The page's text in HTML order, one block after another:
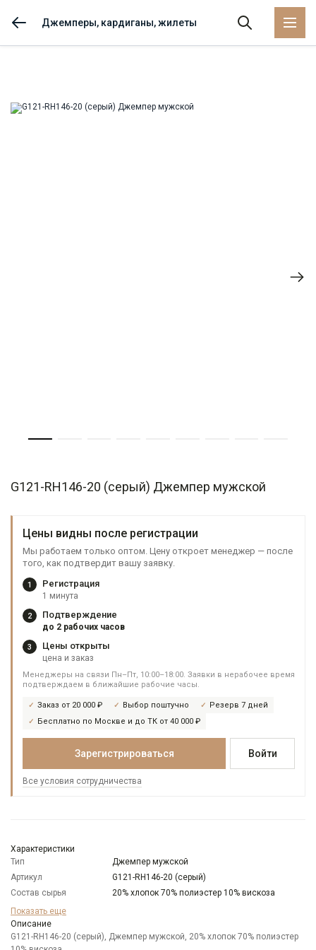
Джемперы, кардиганы, жилеты
G121-RH146-20 (серый) Джемпер мужской
Цены видны после регистрации
Мы работаем только оптом. Цену откроет менеджер — после
того, как подтвердит вашу заявку.
1 Регистрация
1 минута
2 Подтверждение
до 2 рабочих часов
3 Цены открыты
цена и заказ
Менеджеры на связи Пн–Пт, 10:00–18:00. Заявки в нерабочее время
подтверждаем в ближайшие рабочие часы.
Заказ от 20 000 ₽ Выбор поштучно
Резерв 7 дней
Бесплатно по Москве и до ТК от 40 000 ₽
Зарегистрироваться Войти
Все условия сотрудничества
Характеристики
Тип
Джемпер мужской
Артикул
G121-RH146-20 (серый)
Состав сырья
20% хлопок 70% полиэстер 10% вискоза
Бренд
Модель
Цвет
Серый
Показать еще
Описание
G121-RH146-20 (серый), Джемпер мужской, 20% хлопок 70% полиэстер